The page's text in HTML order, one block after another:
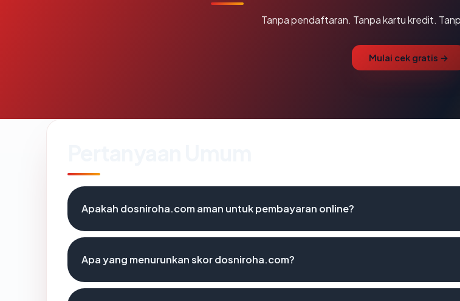
Tanpa pendaftaran. Tanpa kartu kredit.
Mulai cek gratis →
Apakah dosniroha.com aman untuk pembayaran online?
Apa yang menurunkan skor dosniroha.com?